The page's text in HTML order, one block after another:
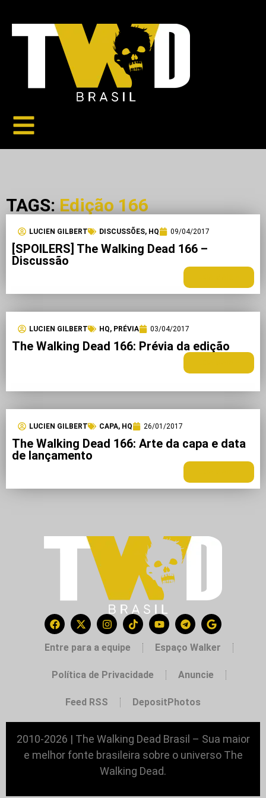
TAGS: Edição 166
LUCIEN GILBERT DISCUSSÕES, HQ 09/04/2017
[SPOILERS] The Walking Dead 166 –
Discussão
LUCIEN GILBERT HQ, PRÉVIA 03/04/2017
The Walking Dead 166: Prévia da edição
LUCIEN GILBERT CAPA, HQ 26/01/2017
The Walking Dead 166: Arte da capa e data
de lançamento
Entre para a equipe Espaço Walker
Política de Privacidade Anuncie
Feed RSS DepositPhotos
2010-2026 | The Walking Dead Brasil – Sua maior
e melhor fonte brasileira sobre o universo The
Walking Dead.